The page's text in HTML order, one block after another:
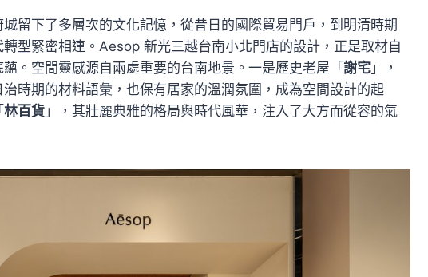
留下了多層次的文化記憶，從昔日的國際貿易門戶，到明清時期
型緊密相連。Aesop 新光三越台南小北門店的設計，正是取材自
。空間靈感源自兩處重要的台南地景。一是歷史老屋「謝宅 」，
時期的材料語彙，也保有居家的溫潤氛圍，成為空間設計的起
林百貨 」，其壯麗典雅的格局與時代風華，注入了大方而從容的氣